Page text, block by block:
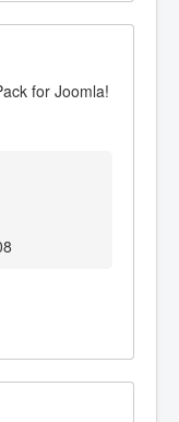
for Joomla!